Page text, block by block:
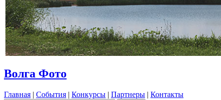
Волга Фото
Главная | События | Конкурсы | Партнеры | Контакты